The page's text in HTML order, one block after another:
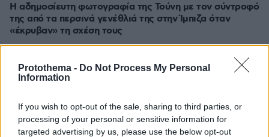
Protothema - Do Not Process My Personal
Information
If you wish to opt-out of the sale, sharing to third parties, or
processing of your personal or sensitive information for
targeted advertising by us, please use the below opt-out
Η αδημοσίευτη φωτογραφία της Τούνη με τον σύντροφό
της από τα περσινά γενέθλιά της στην Ίμπιζα όταν
«έκρυβαν» τη σχέση τους
Στο mega yacht «Boardwalk» στην Κέρκυρα η δεξίωση
για τα 250 χρόνια από την αμερικανική ανεξαρτησία -
ΔΕΙΤΕ ΟΛΕΣ ΤΙΣ ΕΙΔΗΣΕΙΣ